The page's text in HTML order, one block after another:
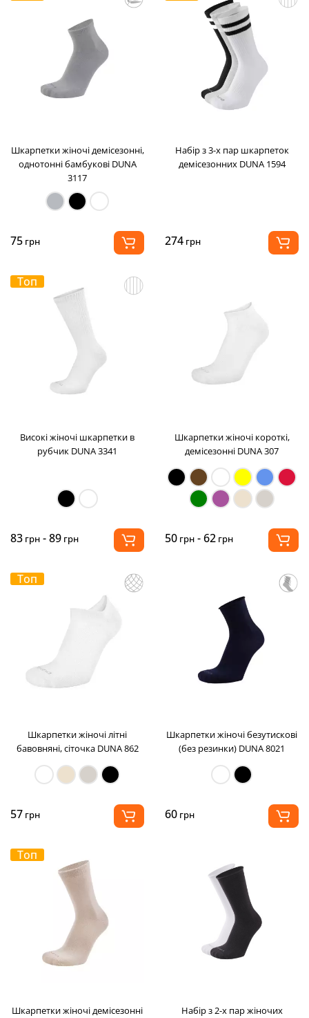
Шкарпетки жіночі демісезонні,
однотонні бамбукові DUNA
3117
75 грн
Набір з 3-х пар шкарпеток
демісезонних DUNA 1594
274 грн
Топ
Високі жіночі шкарпетки в
рубчик DUNA 3341
83 грн - 89 грн
Шкарпетки жіночі короткі,
демісезонні DUNA 307
50 грн - 62 грн
Топ
Шкарпетки жіночі літні
бавовняні, сіточка DUNA 862
57 грн
Шкарпетки жіночі безутискові
(без резинки) DUNA 8021
60 грн
Топ
Шкарпетки жіночі демісезонні Набір з 2-х пар жіночих